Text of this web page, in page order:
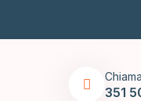
351